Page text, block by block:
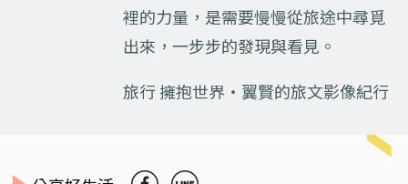
裡的力量，是需要慢慢從旅途中尋覓
出來，一步步的發現與看見。
旅行 擁抱世界‧翼賢的旅文影像紀行